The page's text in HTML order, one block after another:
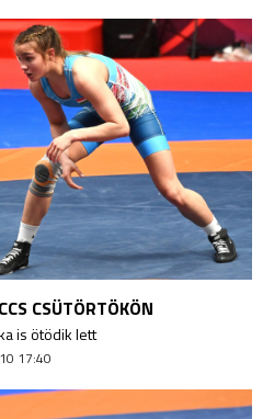
CSÜTÖRTÖKÖN
is ötödik lett
17:40